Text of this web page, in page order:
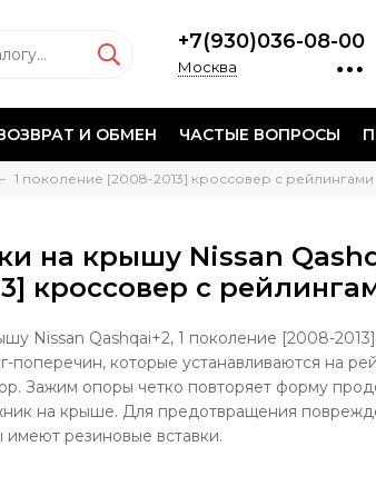
+7(930)036-08-00
Москва
И ОБМЕН ЧАСТЫЕ ВОПРОСЫ
1 поколение [2008-2013] кроссовер с рейлингами
на крышу Nissan
кроссовер с
Nissan Qashqai+2, 1 поколение [2008-
поперечин, которые устанавливаются на
Зажим опоры четко повторяет форму
на крыше. Для предотвращения
имеют резиновые вставки.